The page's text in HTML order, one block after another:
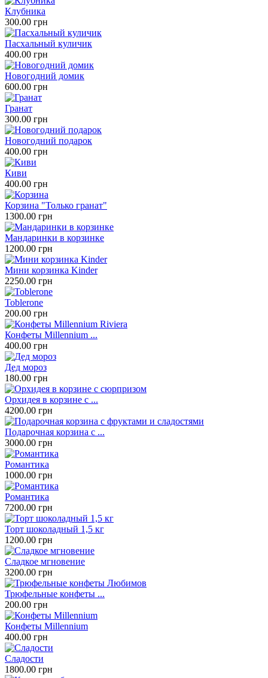
Клубника
300.00 грн
Пасхальный куличик
400.00 грн
Новогодний домик
600.00 грн
Гранат
300.00 грн
Новогодний подарок
400.00 грн
Киви
400.00 грн
Корзина "Только гранат"
1300.00 грн
Мандаринки в корзинке
1200.00 грн
Мини корзинка Kinder
2250.00 грн
Toblerone
200.00 грн
Конфеты Millennium ...
400.00 грн
Дед мороз
180.00 грн
Орхидея в корзине с ...
4200.00 грн
Подарочная корзина с ...
3000.00 грн
Романтика
1000.00 грн
Романтика
7200.00 грн
Торт шоколадный 1,5 кг
1200.00 грн
Сладкое мгновение
3200.00 грн
Трюфельные конфеты ...
200.00 грн
Конфеты Millennium
400.00 грн
Сладости
1800.00 грн